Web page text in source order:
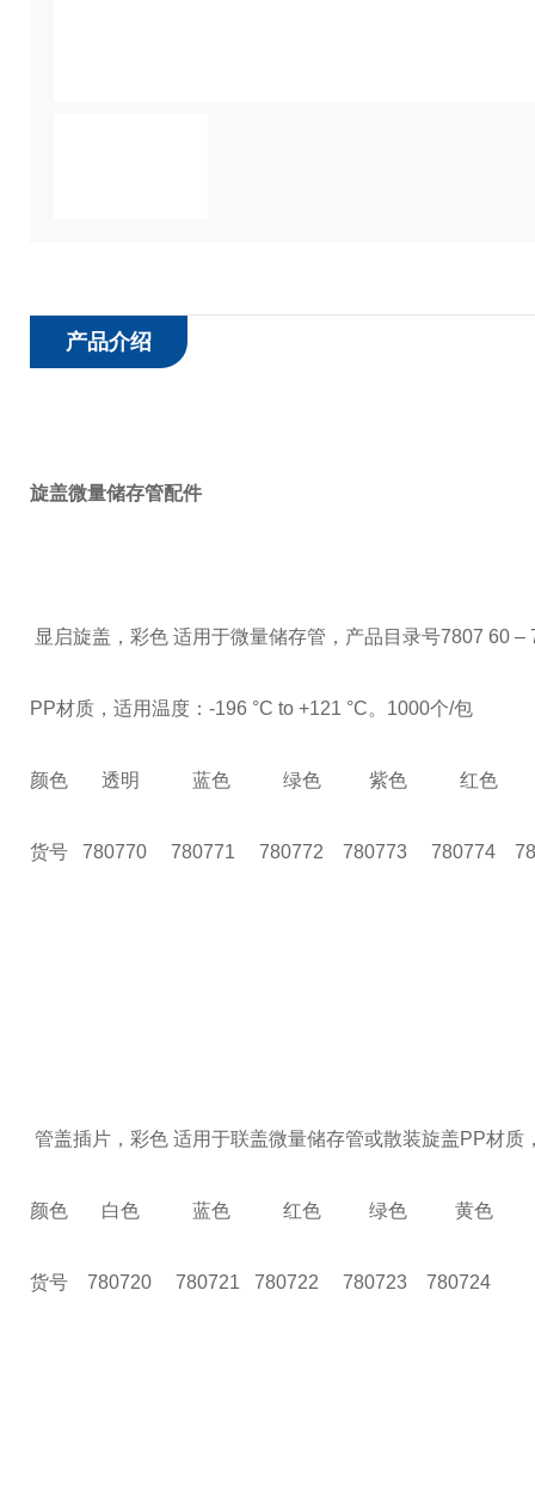
产品介绍
旋盖微量储存管配件
显启旋盖，彩色 适用于微量储存管，产品目录号7807 60 –
PP材质，适用温度：-196 °C to +121 °C。1000个/包
颜色 透明 蓝色 绿色 紫色 红色
货号 780770 780771 780772 780773
管盖插片，彩色 适用于联盖微量储存管或散装旋盖PP材质
颜色 白色 蓝色 红色 绿色 黄色
货号 780720 780721 780722 780723